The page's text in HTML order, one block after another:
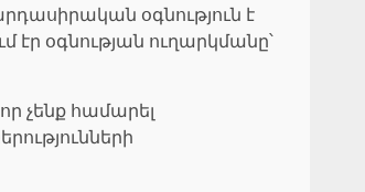
օգնություն է
էր օգնության ուղարկմանը՝
չենք համարել